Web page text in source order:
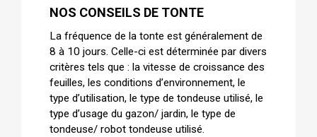
NOS CONSEILS DE TONTE
La fréquence de la tonte est généralement de
8 à 10 jours. Celle-ci est déterminée par divers
critères tels que : la vitesse de croissance des
feuilles, les conditions d’environnement, le
type d’utilisation, le type de tondeuse utilisé, le
type d’usage du gazon/ jardin, le type de
tondeuse/ robot tondeuse utilisé.